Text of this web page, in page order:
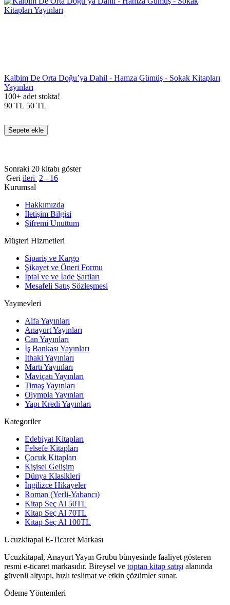
Kalbim De Orta Doğu’ya Dahil - Hamza Gümüş - Sokak Kitapları
Yayınları
100+ adet stokta!
90 TL 50 TL
Sepete ekle
Sonraki 20 kitabı göster
Geri ileri 2 - 16
Kurumsal
Hakkımızda
İletişim Bilgisi
Şifremi Unuttum
Müşteri Hizmetleri
Sipariş ve Kargo
Şikayet ve Öneri Formu
İptal ve ve İade Şartları
Mesafeli Satış Sözleşmesi
Yayınevleri
Alfa Yayınları
Anayurt Yayınları
Can Yayınları
İş Bankası Yayınları
İthaki Yayınları
Martı Yayınları
Maviçatı Yayınları
Timaş Yayınları
Olympia Yayınları
Yapı Kredi Yayınları
Kategoriler
Edebiyat Kitapları
Felsefe Kitapları
Çocuk Kitapları
Kişisel Gelişim
Dünya Klasikleri
İngilizce Hikayeler
Roman (Yerli-Yabancı)
Kitap Seç Al 50TL
Kitap Seç Al 70TL
Kitap Seç Al 100TL
Ucuzkitapal E-Ticaret Markası
Ucuzkitapal, Anayurt Yayın Grubu bünyesinde faaliyet gösteren
resmi e-ticaret markasıdır. Bireysel ve toptan kitap satışı alanında
güvenli altyapı, hızlı teslimat ve etkin çözümler sunar.
Ödeme Yöntemleri